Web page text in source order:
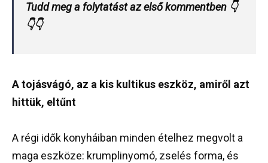
Tudd meg a folytatást az első kommentben 👇
👇👇
A tojásvágó, az a kis kultikus eszköz, amiről azt
hittük, eltűnt
A régi idők konyháiban minden ételhez megvolt a
maga eszköze: krumplinyomó, zselés forma, és